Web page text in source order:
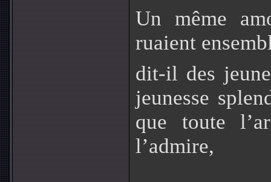
Un même
ruaient
dit-il des
jeunesse
que toute
l’admire,